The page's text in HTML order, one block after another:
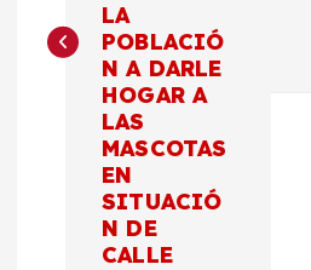
g
LA
POBLACIÓ
N A DARLE
HOGAR A
LAS
MASCOTAS
EN
SITUACIÓ
N DE
CALLE